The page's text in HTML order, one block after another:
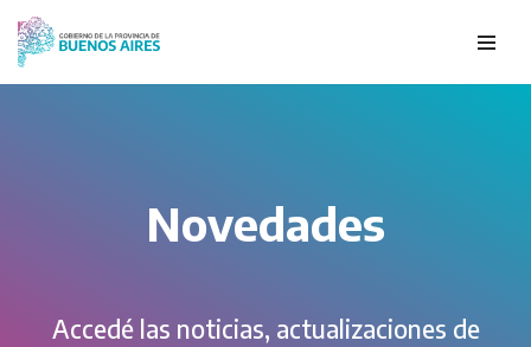
Ir
Novedades
Accedé las noticias, actualizaciones de